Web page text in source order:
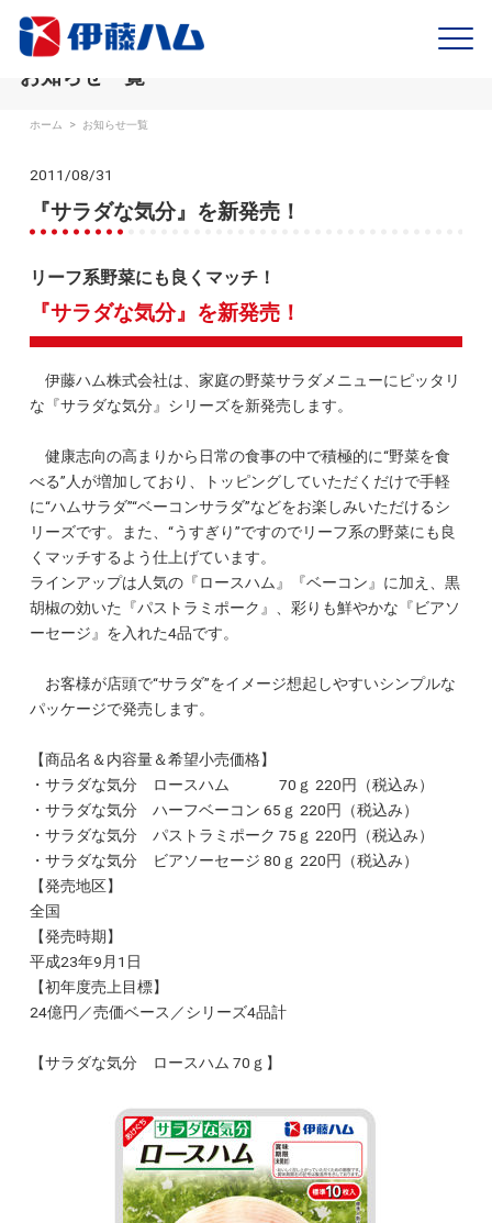
お知らせ一覧
ホーム > お知らせ一覧
2011/08/31
『サラダな気分』を新発売！
リーフ系野菜にも良くマッチ！
『サラダな気分』を新発売！
伊藤ハム株式会社は、家庭の野菜サラダメニューにピッタリ
な『サラダな気分』シリーズを新発売します。
健康志向の高まりから日常の食事の中で積極的に“野菜を食
べる”人が増加しており、トッピングしていただくだけで手軽
に“ハムサラダ”“ベーコンサラダ”などをお楽しみいただけるシ
リーズです。また、“うすぎり”ですのでリーフ系の野菜にも良
くマッチするよう仕上げています。
ラインアップは人気の『ロースハム』『ベーコン』に加え、黒
胡椒の効いた『パストラミポーク』、彩りも鮮やかな『ビアソ
ーセージ』を入れた4品です。
お客様が店頭で“サラダ”をイメージ想起しやすいシンプルな
パッケージで発売します。
【商品名＆内容量＆希望小売価格】
・サラダな気分 ロースハム 70ｇ 220円（税込み）
・サラダな気分 ハーフベーコン 65ｇ 220円（税込み）
・サラダな気分 パストラミポーク 75ｇ 220円（税込み）
・サラダな気分 ビアソーセージ 80ｇ 220円（税込み）
【発売地区】
全国
【発売時期】
平成23年9月1日
【初年度売上目標】
24億円／売価ベース／シリーズ4品計
【サラダな気分 ロースハム 70ｇ】